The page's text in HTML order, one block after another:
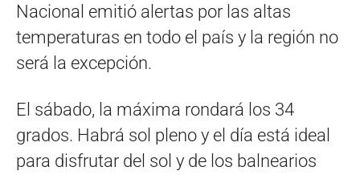
Nacional emitió alertas por las altas
temperaturas en todo el país y la región no
será la excepción.
El sábado, la máxima rondará los 34
grados. Habrá sol pleno y el día está ideal
para disfrutar del sol y de los balnearios